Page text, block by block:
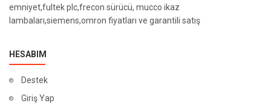
emniyet,fultek plc,frecon sürücü, mucco ikaz
lambaları,siemens,omron fiyatları ve garantili satış
HESABIM
Destek
Giriş Yap